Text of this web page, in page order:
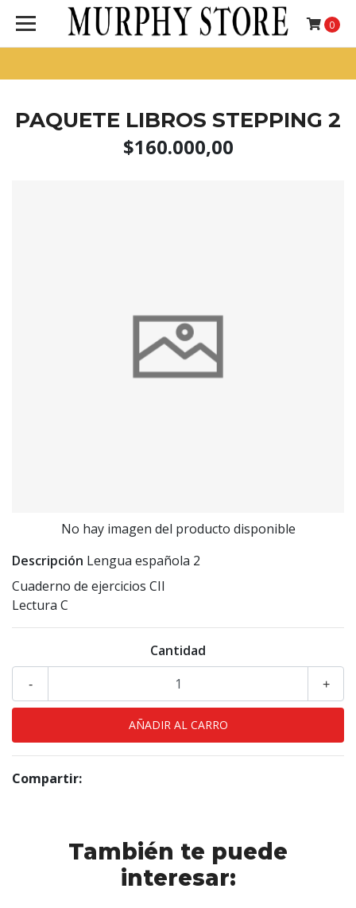
0
PAQUETE LIBROS STEPPING 2
$160.000,00
No hay imagen del producto disponible
Descripción Lengua española 2
Cuaderno de ejercicios CII
Lectura C
Cantidad
+
-
Compartir:
También te puede
interesar: